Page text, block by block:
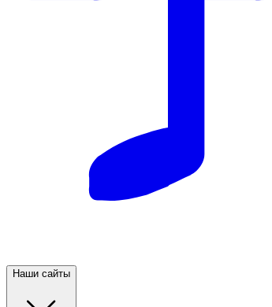
Наши сайты